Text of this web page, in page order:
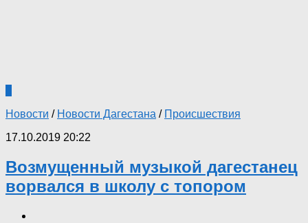
Новости / Новости Дагестана / Происшествия
17.10.2019 20:22
Возмущенный музыкой дагестанец
ворвался в школу с топором